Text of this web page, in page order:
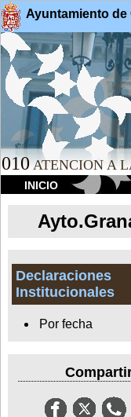
Ayuntamiento de
010 ATENCION A
INICIO
Declaraciones
Institucionales
Por fecha